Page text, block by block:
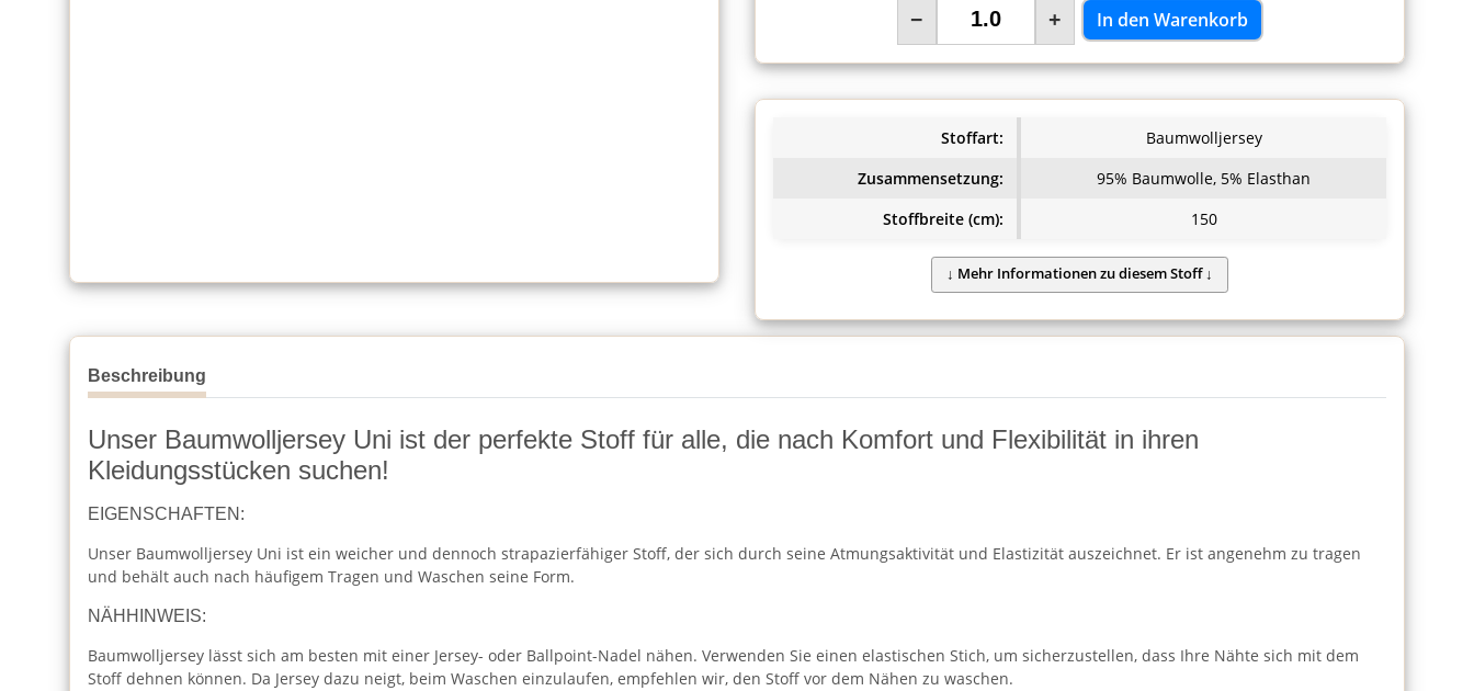
− + In den Warenkorb
Stoffart:
Baumwolljersey
Zusammensetzung:
95% Baumwolle, 5% Elasthan
Stoffbreite (cm):
150
Beschreibung
Unser Baumwolljersey Uni ist der perfekte Stoff für alle, die nach Komfort und Flexibilität in ihren
Kleidungsstücken suchen!
EIGENSCHAFTEN:
Unser Baumwolljersey Uni ist ein weicher und dennoch strapazierfähiger Stoff, der sich durch seine Atmungsaktivität und Elastizität auszeichnet. Er ist angenehm zu tragen
und behält auch nach häufigem Tragen und Waschen seine Form.
NÄHHINWEIS:
Baumwolljersey lässt sich am besten mit einer Jersey- oder Ballpoint-Nadel nähen. Verwenden Sie einen elastischen Stich, um sicherzustellen, dass Ihre Nähte sich mit dem
Stoff dehnen können. Da Jersey dazu neigt, beim Waschen einzulaufen, empfehlen wir, den Stoff vor dem Nähen zu waschen.